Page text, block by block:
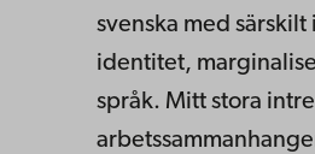
svenska med särskilt
identitet,
språk. Mitt stora